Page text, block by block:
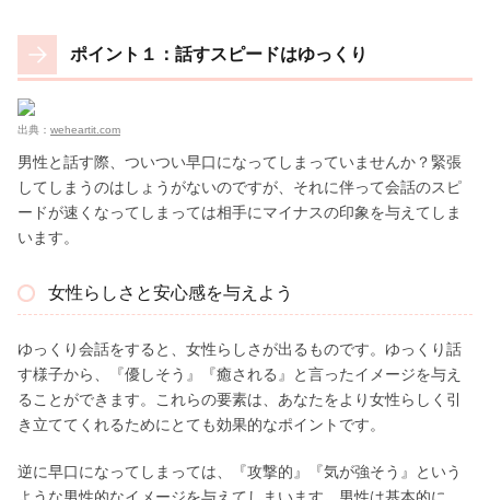
ポイント１：話すスピードはゆっくり
出典： weheartit.com
男性と話す際、ついつい早口になってしまっていませんか？緊張
してしまうのはしょうがないのですが、それに伴って会話のスピ
ードが速くなってしまっては相手にマイナスの印象を与えてしま
います。
女性らしさと安心感を与えよう
ゆっくり会話をすると、女性らしさが出るものです。ゆっくり話
す様子から、『優しそう』『癒される』と言ったイメージを与え
ることができます。これらの要素は、あなたをより女性らしく引
き立ててくれるためにとても効果的なポイントです。
逆に早口になってしまっては、『攻撃的』『気が強そう』という